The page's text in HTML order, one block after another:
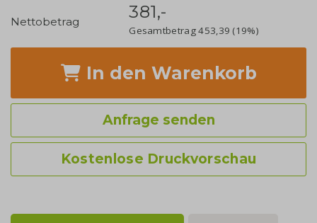
Nettobetrag 381,-
Gesamtbetrag453,39 (19%)
In den Warenkorb
Anfrage senden
Kostenlose Druckvorschau